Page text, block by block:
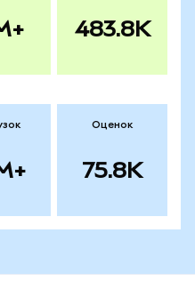
483.8K
Оценок
75.8K